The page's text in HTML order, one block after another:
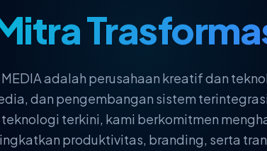
MEDIA adalah perusahaan kreatif dan
dan pengembangan sistem
terkini, kami berkomitmen
produktivitas, branding, serta